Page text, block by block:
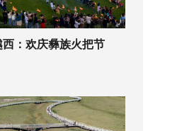
西：欢庆彝族火把节